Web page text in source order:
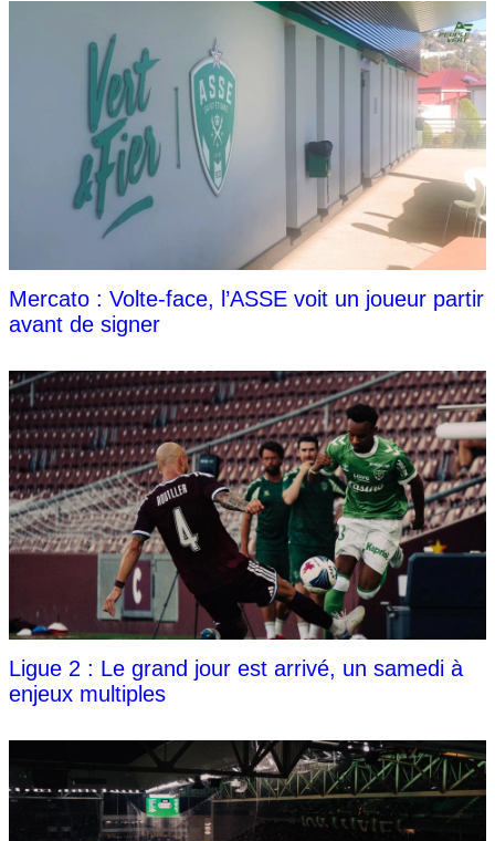
Mercato : Volte-face, l’ASSE voit un joueur partir
avant de signer
Ligue 2 : Le grand jour est arrivé, un samedi à
enjeux multiples